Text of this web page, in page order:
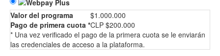
Valor del programa
$1.000.000
Pago de primera cuota *CLP $200.000
* Una vez verificado el pago de la primera cuota se le enviarán
las credenciales de acceso a la plataforma.